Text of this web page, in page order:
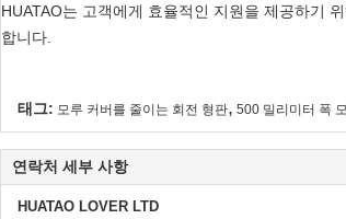
HUATAO는 고객에게 효율적인 지원을 제공하기
합니다.
태그: 모루 커버를 줄이는 회전 형판, 500 밀리미터 폭
연락처 세부 사항
HUATAO LOVER LTD